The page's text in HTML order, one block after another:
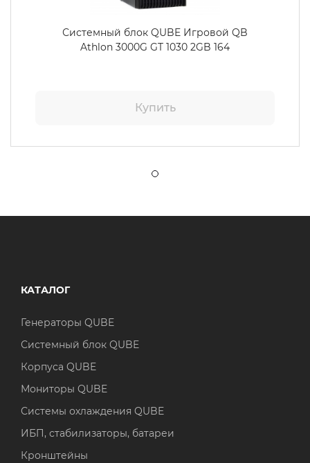
Системный блок QUBE Игровой QB
Athlon 3000G GT 1030 2GB 164
Купить
КАТАЛОГ
Генераторы QUBE
Системный блок QUBE
Корпуса QUBE
Мониторы QUBE
Системы охлаждения QUBE
ИБП, стабилизаторы, батареи
Кронштейны